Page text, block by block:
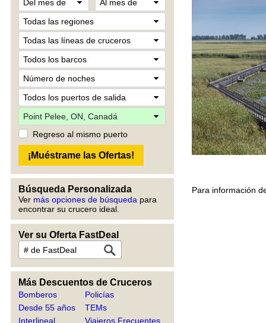
Regreso al mismo puerto
Búsqueda Personalizada
Ver más opciones de búsqueda para
encontrar su crucero ideal.
Ver su Oferta FastDeal
Más Descuentos de Cruceros
Bomberos
Desde 55 años
Interlineal
Policías
TEMs
Viajeros Frecuentes
Para información